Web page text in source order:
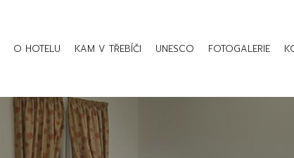
O HOTELU KAM V TŘEBÍČI UNESCO FOTOGALERIE